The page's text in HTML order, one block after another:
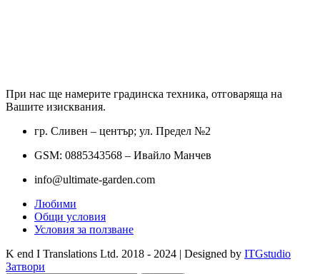
При нас ще намерите градинска техника, отговаряща на
Вашите изисквания.
гр. Сливен – център; ул. Предел №2
GSM: 0885343568 – Ивайло Манчев
info@ultimate-garden.com
Любими
Общи условия
Условия за ползване
K end I Translations Ltd. 2018 - 2024 | Designed by ITGstudio
Затвори